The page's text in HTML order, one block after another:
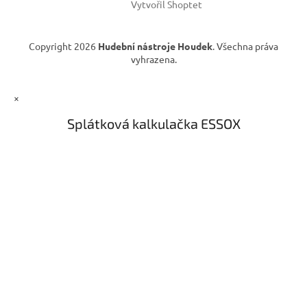
s
Vytvořil Shoptet
Copyright 2026 Hudební nástroje Houdek. Všechna práva
vyhrazena.
×
Splátková kalkulačka ESSOX